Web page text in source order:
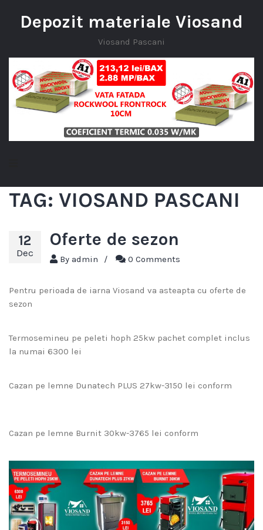
Depozit materiale Viosand
Viosand Pascani
TAG: VIOSAND PASCANI
12
Dec
Oferte de sezon
By admin / 0 Comments
Pentru perioada de iarna Viosand va asteapta cu oferte de
sezon
Termosemineu pe peleti hoph 25kw pachet complet inclus
la numai 6300 lei
Cazan pe lemne Dunatech PLUS 27kw-3150 lei conform
Cazan pe lemne Burnit 30kw-3765 lei conform